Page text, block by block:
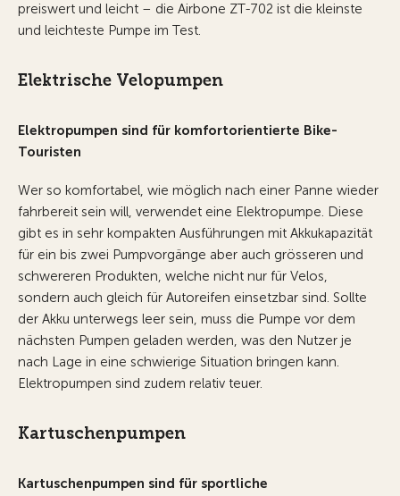
preiswert und leicht – die Airbone ZT-702 ist die kleinste
und leichteste Pumpe im Test.
Elektrische Velopumpen
Elektropumpen sind für komfortorientierte Bike-
Touristen
Wer so komfortabel, wie möglich nach einer Panne wieder
fahrbereit sein will, verwendet eine Elektropumpe. Diese
gibt es in sehr kompakten Ausführungen mit Akkukapazität
für ein bis zwei Pumpvorgänge aber auch grösseren und
schwereren Produkten, welche nicht nur für Velos,
sondern auch gleich für Autoreifen einsetzbar sind. Sollte
der Akku unterwegs leer sein, muss die Pumpe vor dem
nächsten Pumpen geladen werden, was den Nutzer je
nach Lage in eine schwierige Situation bringen kann.
Elektropumpen sind zudem relativ teuer.
Kartuschenpumpen
Kartuschenpumpen sind für sportliche